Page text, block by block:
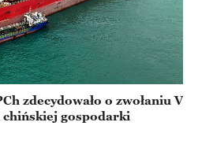
zdecydowało o zwołaniu V
chińskiej gospodarki